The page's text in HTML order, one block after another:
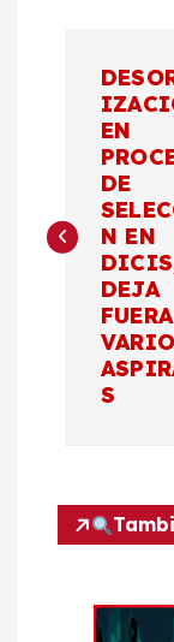
e
ó
EN
DE
N EN
DEJA
S